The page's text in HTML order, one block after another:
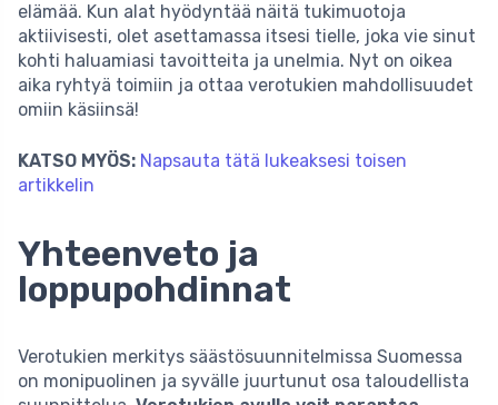
elämää. Kun alat hyödyntää näitä tukimuotoja
aktiivisesti, olet asettamassa itsesi tielle, joka vie sinut
kohti haluamiasi tavoitteita ja unelmia. Nyt on oikea
aika ryhtyä toimiin ja ottaa verotukien mahdollisuudet
omiin käsiinsä!
KATSO MYÖS: Napsauta tätä lukeaksesi toisen
artikkelin
Yhteenveto ja
loppupohdinnat
Verotukien merkitys säästösuunnitelmissa Suomessa
on monipuolinen ja syvälle juurtunut osa taloudellista